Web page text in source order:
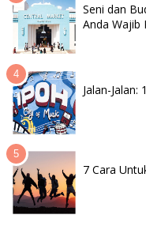
Seni dan
Anda Wajib
Jalan-
7 Cara